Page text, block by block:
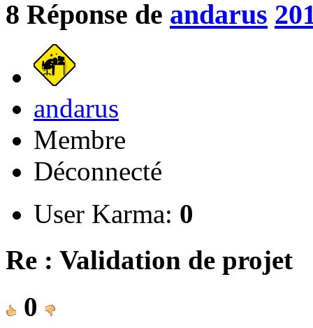
8 Réponse de andarus
andarus
Membre
Déconnecté
User Karma: 0
Re : Validation de projet
0